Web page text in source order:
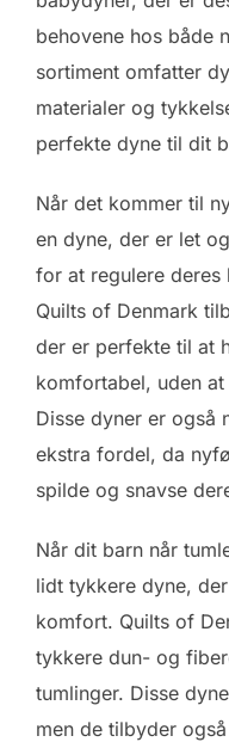
behovene hos både
sortiment omfatter
materialer og
perfekte dyne til dit
Når det kommer til
en dyne, der er let
for at regulere
Quilts of Denmark
der er perfekte til at
komfortabel, uden
Disse dyner er også
ekstra fordel, da
spilde og snavse
Når dit barn når
lidt tykkere dyne,
komfort. Quilts of
tykkere dun- og
tumlinger. Disse
men de tilbyder